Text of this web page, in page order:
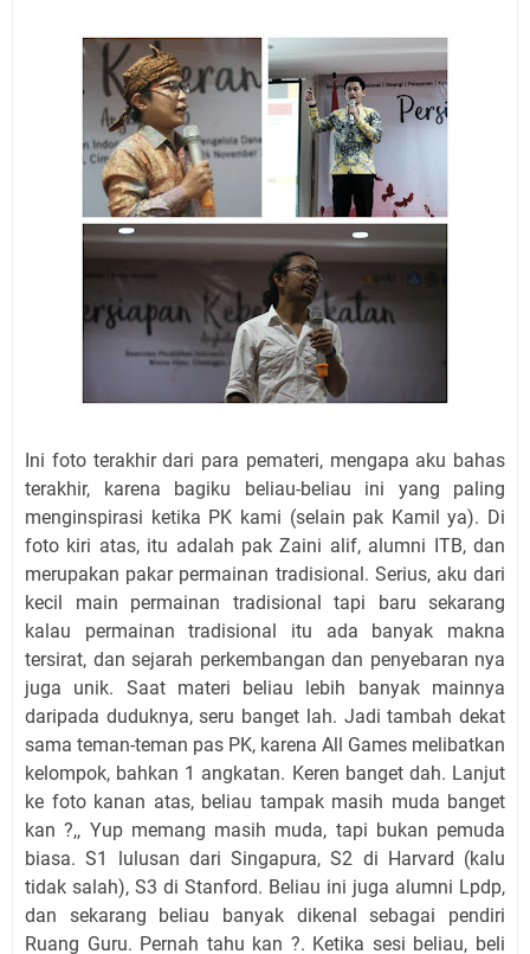
Ini foto terakhir dari para pemateri, mengapa aku bahas
terakhir, karena bagiku beliau-beliau ini yang paling
menginspirasi ketika PK kami (selain pak Kamil ya). Di
foto kiri atas, itu adalah pak Zaini alif, alumni ITB, dan
merupakan pakar permainan tradisional. Serius, aku dari
kecil main permainan tradisional tapi baru sekarang
kalau permainan tradisional itu ada banyak makna
tersirat, dan sejarah perkembangan dan penyebaran nya
juga unik. Saat materi beliau lebih banyak mainnya
daripada duduknya, seru banget lah. Jadi tambah dekat
sama teman-teman pas PK, karena All Games melibatkan
kelompok, bahkan 1 angkatan. Keren banget dah. Lanjut
ke foto kanan atas, beliau tampak masih muda banget
kan ?,, Yup memang masih muda, tapi bukan pemuda
biasa. S1 lulusan dari Singapura, S2 di Harvard (kalu
tidak salah), S3 di Stanford. Beliau ini juga alumni Lpdp,
dan sekarang beliau banyak dikenal sebagai pendiri
Ruang Guru. Pernah tahu kan ?. Ketika sesi beliau, beli